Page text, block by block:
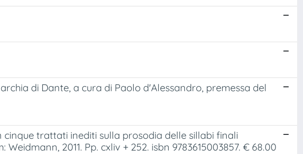
di Dante, a cura di Paolo d'Alessandro, premessa del
trattati inediti sulla prosodia delle sillabi finali
2011. Pp. cxliv + 252. isbn 9783615003857. € 68.00